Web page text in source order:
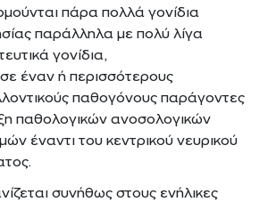
πάρα πολλά γονίδια
παράλληλα με πολύ λίγα
γονίδια,
έναν ή περισσότερους
παθογόνους παράγοντες
παθολογικών ανοσολογικών
έναντι του κεντρικού νευρικού
συνήθως στους ενήλικες